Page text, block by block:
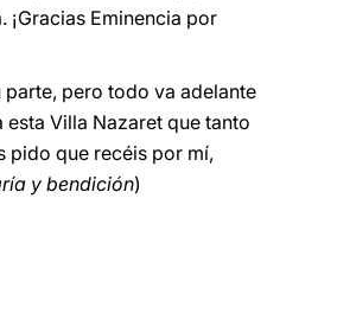
Eminencia por
pero todo va adelante
Villa Nazaret que tanto
pido que recéis por mí,
y bendición)